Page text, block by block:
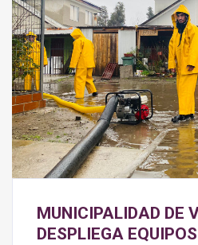
MUNICIPALIDAD DE
DESPLIEGA